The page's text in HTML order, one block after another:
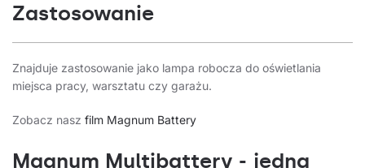
Zastosowanie
Znajduje zastosowanie jako lampa robocza do oświetlania
miejsca pracy, warsztatu czy garażu.
Zobacz nasz film Magnum Battery
Magnum Multibattery - jedna